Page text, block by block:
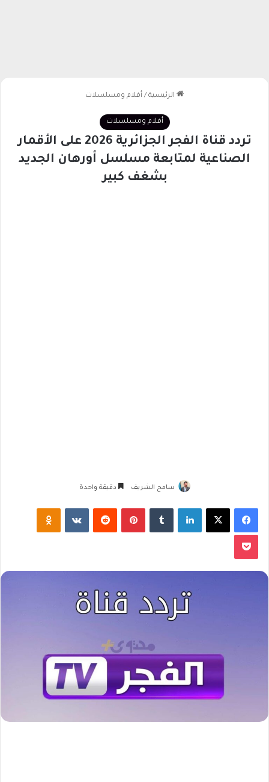
الرئيسية / أفلام ومسلسلات
أفلام ومسلسلات
تردد قناة الفجر الجزائرية 2026 على الأقمار
الصناعية لمتابعة مسلسل أورهان الجديد
بشغف كبير
سامح الشريف دقيقة واحدة
فيسبوك لينكدإن بينتيريست